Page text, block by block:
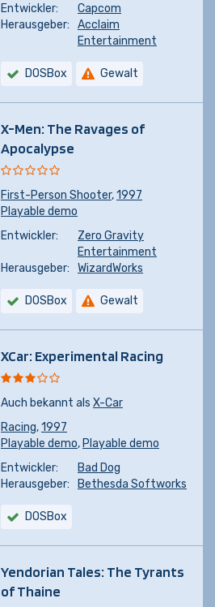
Entwickler:
Capcom
Herausgeber:
Acclaim
Entertainment
DOSBox Gewalt
X-Men: The Ravages of
Apocalypse
First-Person Shooter,1997
Playable demo
Entwickler:
Zero Gravity
Entertainment
Herausgeber:
WizardWorks
DOSBox Gewalt
XCar: Experimental Racing
Auch bekannt als X-Car
Racing,1997
Playable demo, Playable demo
Entwickler:
Bad Dog
Herausgeber:
Bethesda Softworks
DOSBox
Yendorian Tales: The Tyrants
of Thaine